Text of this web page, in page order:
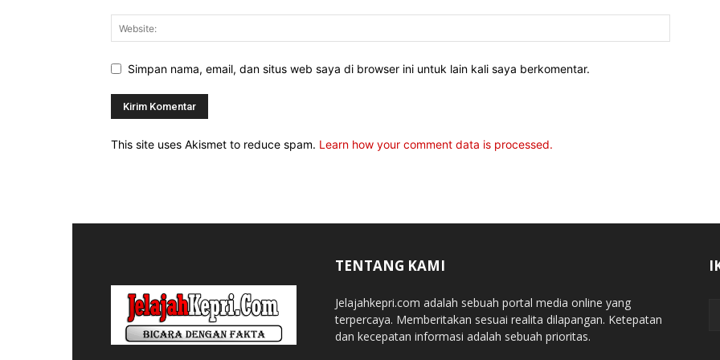
Simpan nama, email, dan situs web saya di browser ini untuk lain kali saya berkomentar.
This site uses Akismet to reduce spam. Learn how your comment data is processed.
TENTANG KAMI
Jelajahkepri.com adalah sebuah portal media online yang
terpercaya. Memberitakan sesuai realita dilapangan. Ketepatan
dan kecepatan informasi adalah sebuah prioritas.